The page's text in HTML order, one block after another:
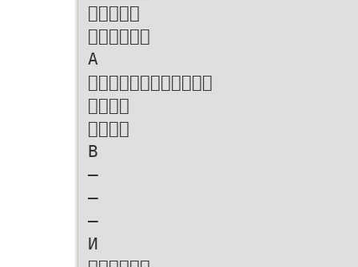


А



В
–
–
–
И